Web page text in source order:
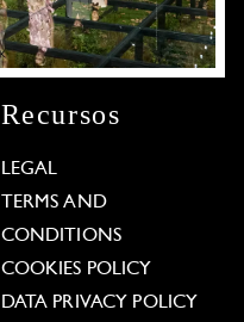
Recursos
LEGAL
TERMS AND
CONDITIONS
COOKIES POLICY
DATA PRIVACY POLICY